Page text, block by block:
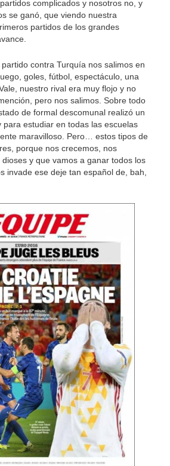
complicados y nosotros no, y
se ganó, que viendo nuestra
partidos de los grandes
contra Turquía nos salimos en
goles, fútbol, espectáculo, una
nuestro rival era muy flojo y no
pero nos salimos. Sobre todo
de formal descomunal realizó un
para estudiar en todas las escuelas
maravilloso. Pero… estos tipos de
porque nos crecemos, nos
y que vamos a ganar todos los
invade ese deje tan español de, bah,